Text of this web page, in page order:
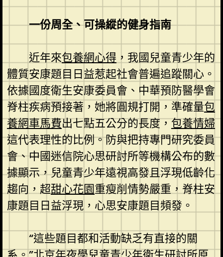
一份周全、可操縱的健身指南
近年來包養網心得 ，我國兒童青少年的
體質安康題目日益惹起社會普遍追蹤關心。
依據國度衛生安康委員會、中華預防醫學會
脊柱疾病預接著，她將圓規打開，準確量包
養網車馬費出七點五公分的長度，包養情婦
這代表理性的比例。防與把持專門研究委員
會、中國迷信院心思研討所等機構公布的數
據顯示，兒童青少年遠視高發且浮現低齡化
趨向，超甜心花園重瘦削情勢嚴重，脊柱安
康題目日益浮現，心思安康題目頻發。
“這些題目都和活動缺乏有直接的關